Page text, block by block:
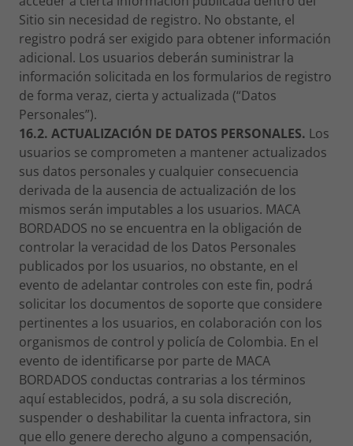
Sitio sin necesidad de registro. No obstante, el
registro podrá ser exigido para obtener información
adicional. Los usuarios deberán suministrar la
información solicitada en los formularios de registro
de forma veraz, cierta y actualizada (“Datos
Personales”).
16.2. ACTUALIZACIÓN DE DATOS PERSONALES. Los
usuarios se comprometen a mantener actualizados
sus datos personales y cualquier consecuencia
derivada de la ausencia de actualización de los
mismos serán imputables a los usuarios. MACA
BORDADOS no se encuentra en la obligación de
controlar la veracidad de los Datos Personales
publicados por los usuarios, no obstante, en el
evento de adelantar controles con este fin, podrá
solicitar los documentos de soporte que considere
pertinentes a los usuarios, en colaboración con los
organismos de control y policía de Colombia. En el
evento de identificarse por parte de MACA
BORDADOS conductas contrarias a los términos
aquí establecidos, podrá, a su sola discreción,
suspender o deshabilitar la cuenta infractora, sin
que ello genere derecho alguno a compensación,